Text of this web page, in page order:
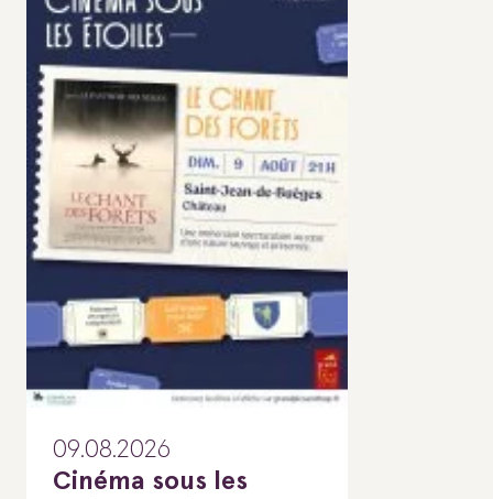
09.08.2026
Cinéma sous les